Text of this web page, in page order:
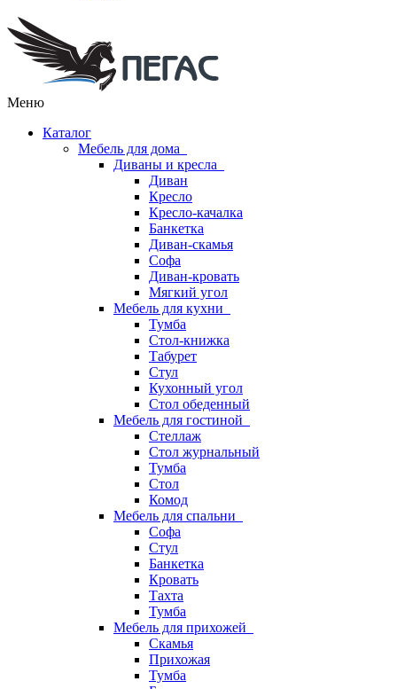
Меню
Каталог
Мебель для дома
Диваны и кресла
Диван
Кресло
Кресло-качалка
Банкетка
Диван-скамья
Софа
Диван-кровать
Мягкий угол
Мебель для кухни
Тумба
Стол-книжка
Табурет
Стул
Кухонный угол
Стол обеденный
Мебель для гостиной
Стеллаж
Стол журнальный
Тумба
Стол
Комод
Мебель для спальни
Софа
Стул
Банкетка
Кровать
Тахта
Тумба
Мебель для прихожей
Скамья
Прихожая
Тумба